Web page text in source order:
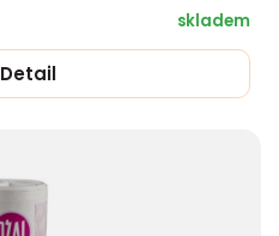
skladem
Detail